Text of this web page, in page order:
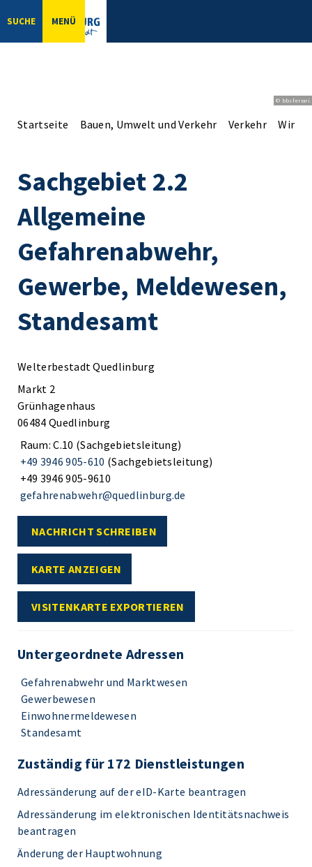
SUCHE MENÜ
© bbsferrari
Startseite Bauen, Umwelt und Verkehr Verkehr
Sachgebiet 2.2
Allgemeine
Gefahrenabwehr,
Gewerbe, Meldewesen,
Standesamt
Welterbestadt Quedlinburg
Markt 2
Grünhagenhaus
06484 Quedlinburg
Raum: C.10 (Sachgebietsleitung)
+49 3946 905-610 (Sachgebietsleitung)
+49 3946 905-9610
gefahrenabwehr@quedlinburg.de
NACHRICHT SCHREIBEN
KARTE ANZEIGEN
VISITENKARTE EXPORTIEREN
Untergeordnete Adressen
Gefahrenabwehr und Marktwesen
Gewerbewesen
Einwohnermeldewesen
Standesamt
Zuständig für 172 Dienstleistungen
Adressänderung auf der eID-Karte beantragen
Adressänderung im elektronischen Identitätsnachweis
beantragen
Änderung der Hauptwohnung